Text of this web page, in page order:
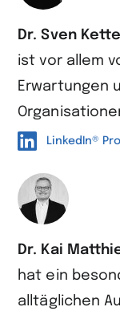
Dr. Sven Kette
ist vor allem
Erwartungen
LinkedIn®
Dr. Kai
hat ein
alltäglichen